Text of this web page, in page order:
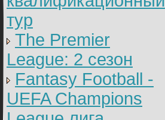
тур
The Premier
League: 2 cезон
Fantasy Football -
UEFA Champions